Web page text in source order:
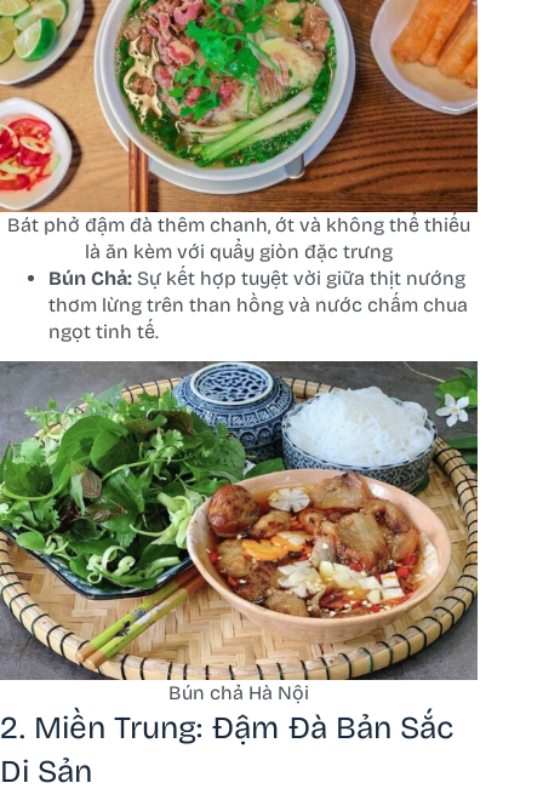
Bát phở đậm đà thêm chanh, ớt và không thể thiếu
là ăn kèm với quẩy giòn đặc trưng
Bún Chả: Sự kết hợp tuyệt vời giữa thịt nướng
thơm lừng trên than hồng và nước chấm chua
ngọt tinh tế.
Bún chả Hà Nội
2. Miền Trung: Đậm Đà Bản Sắc
Di Sản